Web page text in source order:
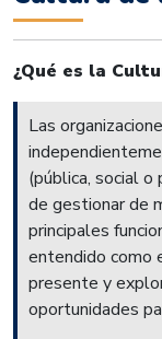
¿Qué es la
Las
(pública, social o
de gestionar de
principales
entendido como
presente y
oportunidades